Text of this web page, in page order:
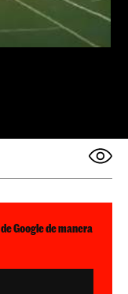
Google de manera